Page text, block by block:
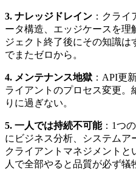
3. ナレッジドレイン ：クラ
ータ構造、エッジケースを理
ジェクト終了後にその知識は
でまたゼロから。
4. メンテナンス地獄 ：API更
ライアントのプロセス変更。
りに過ぎない。
5. 一人では持続不可能：1つ
にビジネス分析、システムア
クライアントマネジメントと
人で全部やると品質が必ず犠